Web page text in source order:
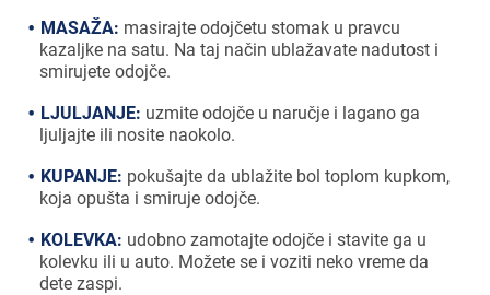
MASAŽA: masirajte odojčetu stomak u pravcu
kazaljke na satu. Na taj način ublažavate nadutost i
smirujete odojče.
LJULJANJE: uzmite odojče u naručje i lagano ga
ljuljajte ili nosite naokolo.
KUPANJE: pokušajte da ublažite bol toplom kupkom,
koja opušta i smiruje odojče.
KOLEVKA: udobno zamotajte odojče i stavite ga u
kolevku ili u auto. Možete se i voziti neko vreme da
dete zaspi.